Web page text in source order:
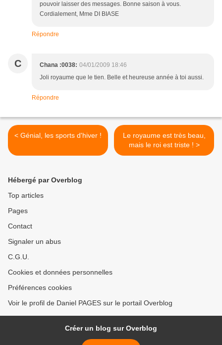
pouvoir laisser des messages. Bonne saison à vous.
Cordialement, Mme DI BIASE
Répondre
C Chana :0038: 04/01/2009 18:46
Joli royaume que le tien. Belle et heureuse année à toi aussi.
Répondre
< Génial, les sports d'hiver !
Le royaume est très beau,
mais le roi est triste ! >
Hébergé par Overblog
Top articles
Pages
Contact
Signaler un abus
C.G.U.
Cookies et données personnelles
Préférences cookies
Voir le profil de Daniel PAGES sur le portail Overblog
Créer un blog sur Overblog